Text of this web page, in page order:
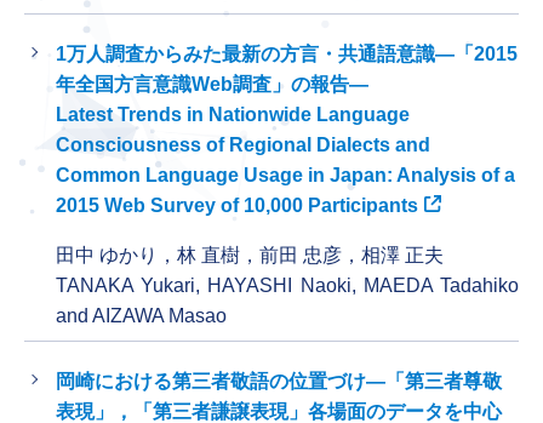
1万人調査からみた最新の方言・共通語意識―「2015
年全国方言意識Web調査」の報告―
Latest Trends in Nationwide Language
Consciousness of Regional Dialects and
Common Language Usage in Japan: Analysis of a
2015 Web Survey of 10,000 Participants
田中 ゆかり，林 直樹，前田 忠彦，相澤 正夫
TANAKA Yukari, HAYASHI Naoki, MAEDA Tadahiko
and AIZAWA Masao
岡崎における第三者敬語の位置づけ―「第三者尊敬
表現」，「第三者謙譲表現」各場面のデータを中心